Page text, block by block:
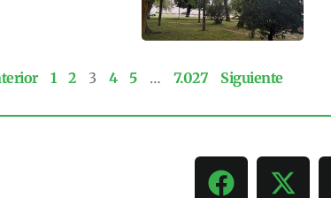
1 2 3 4 5 … 7.027 Siguiente